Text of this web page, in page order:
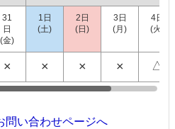
31
日
(金)
1日
(土)
2日
(日)
3日
(月)
4日
(火)
× × × × △
問い合わせページへ